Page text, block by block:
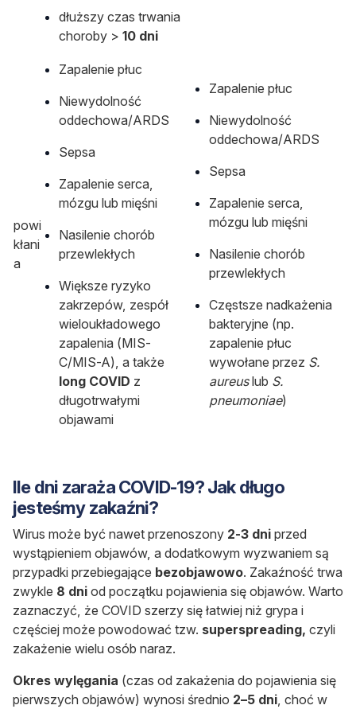
dłuższy czas trwania
choroby > 10 dni
powi
kłani
a
Zapalenie płuc
Niewydolność
oddechowa/ARDS
Sepsa
Zapalenie serca,
mózgu lub mięśni
Nasilenie chorób
przewlekłych
Większe ryzyko
zakrzepów, zespół
wieloukładowego
zapalenia (MIS-
C/MIS-A), a także
long COVID z
długotrwałymi
objawami
Zapalenie płuc
Niewydolność
oddechowa/ARDS
Sepsa
Zapalenie serca,
mózgu lub mięśni
Nasilenie chorób
przewlekłych
Częstsze nadkażenia
bakteryjne (np.
zapalenie płuc
wywołane przez S.
aureuslub S.
pneumoniae)
Ile dni zaraża COVID-19? Jak długo
jesteśmy zakaźni?
Wirus może być nawet przenoszony 2-3 dni przed
wystąpieniem objawów, a dodatkowym wyzwaniem są
przypadki przebiegające bezobjawowo. Zakaźność trwa
zwykle 8 dni od początku pojawienia się objawów. Warto
zaznaczyć, że COVID szerzy się łatwiej niż grypa i
częściej może powodować tzw. superspreading, czyli
zakażenie wielu osób naraz.
Okres wylęgania (czas od zakażenia do pojawienia się
pierwszych objawów) wynosi średnio 2–5 dni , choć w